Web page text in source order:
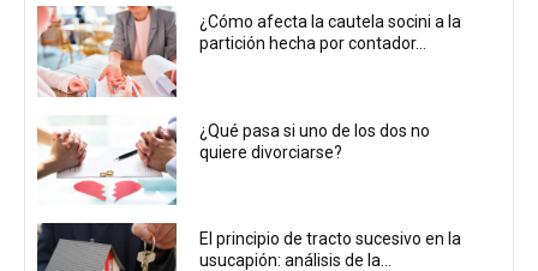
¿Cómo afecta la cautela socini a la
partición hecha por contador...
¿Qué pasa si uno de los dos no
quiere divorciarse?
El principio de tracto sucesivo en la
usucapión: análisis de la...